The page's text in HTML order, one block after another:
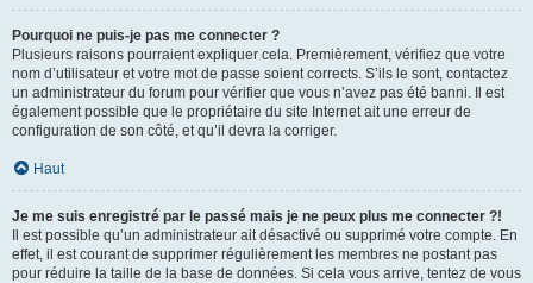
Pourquoi ne puis-je pas me connecter ?
Plusieurs raisons pourraient expliquer cela. Premièrement, vérifiez que votre
nom d’utilisateur et votre mot de passe soient corrects. S’ils le sont, contactez
un administrateur du forum pour vérifier que vous n’avez pas été banni. Il est
également possible que le propriétaire du site Internet ait une erreur de
configuration de son côté, et qu’il devra la corriger.
Haut
Je me suis enregistré par le passé mais je ne peux plus me connecter ?!
Il est possible qu’un administrateur ait désactivé ou supprimé votre compte. En
effet, il est courant de supprimer régulièrement les membres ne postant pas
pour réduire la taille de la base de données. Si cela vous arrive, tentez de vous